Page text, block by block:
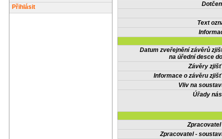
Přihlásit
Text
Datum zveřejnění závěrů
na úřední desce
Závěry
Informace o závěru
Vliv na
Úřady
Zpracovatel -